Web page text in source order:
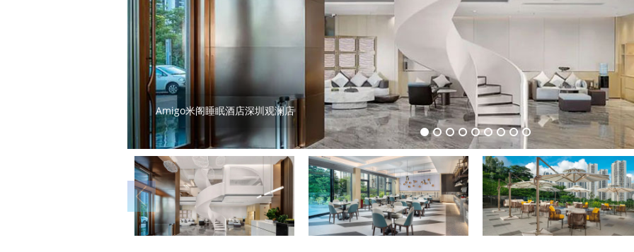
Amigo米阁睡眠酒店深圳观澜店